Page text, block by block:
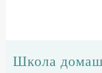
Школа